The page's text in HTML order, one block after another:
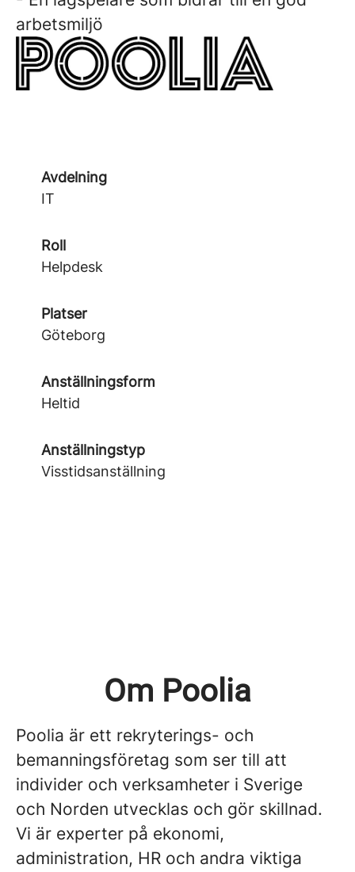
arbetsmiljö
Avdelning
IT
Roll
Helpdesk
Platser
Göteborg
Anställningsform
Heltid
Anställningstyp
Visstidsanställning
Om Poolia
Poolia är ett rekryterings- och
bemanningsföretag som ser till att
individer och verksamheter i Sverige
och Norden utvecklas och gör skillnad.
Vi är experter på ekonomi,
administration, HR och andra viktiga